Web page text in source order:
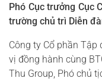
Phó Cục trưởng Cục
trường chủ trì Diễn
Công ty Cổ phần Tập
vị đồng hành cùng
Thu Group, Phó chủ